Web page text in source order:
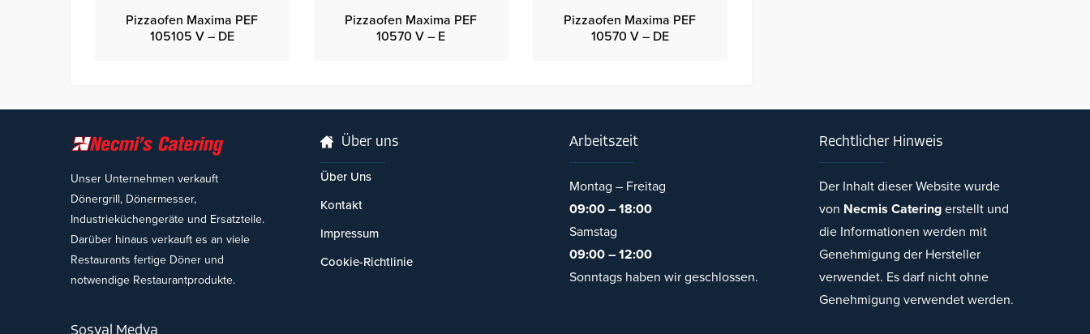
Pizzaofen Maxima PEF
105105 V – DE
Pizzaofen Maxima PEF
10570 V – E
Pizzaofen Maxima PEF
10570 V – DE
Unser Unternehmen verkauft
Dönergrill, Dönermesser,
Industrieküchengeräte und Ersatzteile.
Darüber hinaus verkauft es an viele
Restaurants fertige Döner und
notwendige Restaurantprodukte.
Über uns
Über Uns
Kontakt
Impressum
Cookie-Richtlinie
Arbeitszeit
Montag – Freitag
09:00 – 18:00
Samstag
09:00 – 12:00
Sonntags haben wir geschlossen.
Rechtlicher Hinweis
Der Inhalt dieser Website wurde
von Necmis Cateringerstellt und
die Informationen werden mit
Genehmigung der Hersteller
verwendet. Es darf nicht ohne
Genehmigung verwendet werden.
Necmi's Catering